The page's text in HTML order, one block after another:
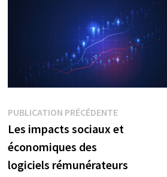
Navigation
de
l’article
PUBLICATION PRÉCÉDENTEPublication
précédente :
Les impacts sociaux et
économiques des
logiciels rémunérateurs